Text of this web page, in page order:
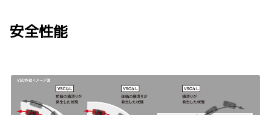
安全性能